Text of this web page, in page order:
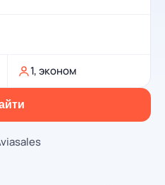
1, эконом